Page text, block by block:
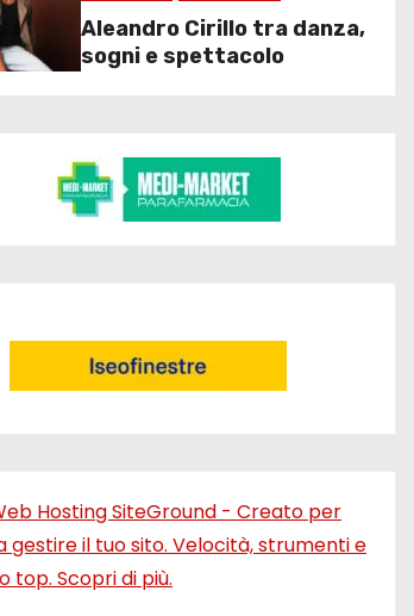
Aleandro Cirillo tra danza,
sogni e spettacolo